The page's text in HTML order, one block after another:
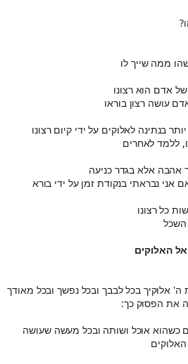
ממה שייך לו
אדם הוא רצונו
עושה רצון בוראו
בנתינה לאלוקים על ידי קיום רצונו
ללמד לאחרים
אהבה אלא בגדר כניעה
נבראתי בנקודת זמן על ידי בורא
כל רצונו
השכל
האלוקים
אלוקיך בכל לבבך ובכל נפשך ובכל מאודך
את הפסוק כך:
כשהוא אוכל ושותה ובכל מעשה שעושה
האלוקים